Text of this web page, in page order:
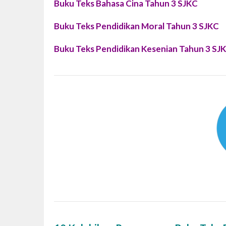
Buku Teks Bahasa Cina Tahun 3 SJKC
Buku Teks Pendidikan Moral Tahun 3 SJKC
Buku Teks Pendidikan Kesenian Tahun 3